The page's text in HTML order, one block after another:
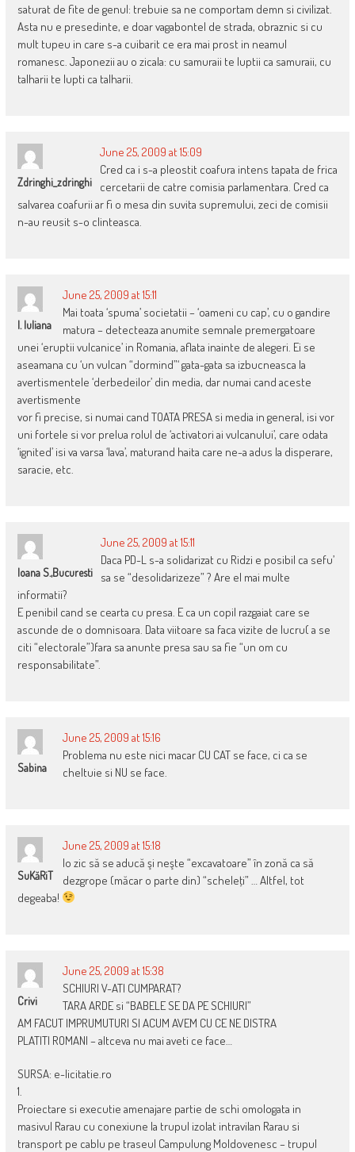
saturat de fite de genul: trebuie sa ne comportam demn si civilizat.
Asta nu e presedinte, e doar vagabontel de strada, obraznic si cu
mult tupeu in care s-a cuibarit ce era mai prost in neamul
romanesc. Japonezii au o zicala: cu samuraii te luptii ca samuraii, cu
talharii te lupti ca talharii.
Zdringhi_zdringhi
June 25, 2009 at 15:09
Cred ca i s-a pleostit coafura intens tapata de frica
cercetarii de catre comisia parlamentara. Cred ca
salvarea coafurii ar fi o mesa din suvita supremului, zeci de comisii
n-au reusit s-o clinteasca.
I. Iuliana
June 25, 2009 at 15:11
Mai toata ‘spuma’ societatii – ‘oameni cu cap’, cu o gandire
matura – detecteaza anumite semnale premergatoare
unei ‘eruptii vulcanice’ in Romania, aflata inainte de alegeri. Ei se
aseamana cu ‘un vulcan “dormind”‘ gata-gata sa izbucneasca la
avertismentele ‘derbedeilor’ din media, dar numai cand aceste
avertismente
vor fi precise, si numai cand TOATA PRESA si media in general, isi vor
uni fortele si vor prelua rolul de ‘activatori ai vulcanului’, care odata
‘ignited’ isi va varsa ‘lava’, maturand haita care ne-a adus la disperare,
saracie, etc.
Ioana S.,Bucuresti
June 25, 2009 at 15:11
Daca PD-L s-a solidarizat cu Ridzi e posibil ca sefu’
sa se “desolidarizeze” ? Are el mai multe
informatii?
E penibil cand se cearta cu presa. E ca un copil razgaiat care se
ascunde de o domnisoara. Data viitoare sa faca vizite de lucru( a se
citi “electorale”)fara sa anunte presa sau sa fie “un om cu
responsabilitate”.
Sabina
June 25, 2009 at 15:16
Problema nu este nici macar CU CAT se face, ci ca se
cheltuie si NU se face.
SuKăRiT
June 25, 2009 at 15:18
Io zic să se aducă şi neşte “excavatoare” în zonă ca să
dezgrope (măcar o parte din) “scheleţi” … Altfel, tot
degeaba!
Crivi
June 25, 2009 at 15:38
SCHIURI V-ATI CUMPARAT?
TARA ARDE si “BABELE SE DA PE SCHIURI”
AM FACUT IMPRUMUTURI SI ACUM AVEM CU CE NE DISTRA
PLATITI ROMANI – altceva nu mai aveti ce face…
SURSA: e-licitatie.ro
1.
Proiectare si executie amenajare partie de schi omologata in
masivul Rarau cu conexiune la trupul izolat intravilan Rarau si
transport pe cablu pe traseul Campulung Moldovenesc – trupul